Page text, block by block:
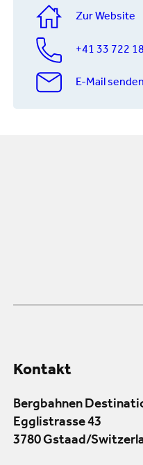
Zur Website
+41 33 722
E-Mail senden
Kontakt
Bergbahnen
Egglistrasse 43
3780 Gstaad/